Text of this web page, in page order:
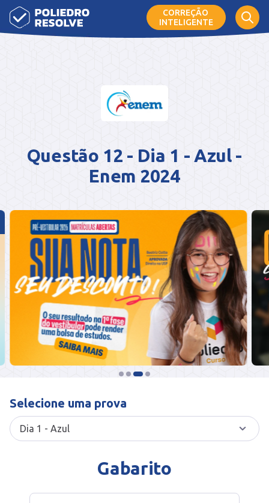
CORREÇÃO
INTELIGENTE
Questão 12 - Dia 1 - Azul -
Enem 2024
Selecione uma prova
Gabarito